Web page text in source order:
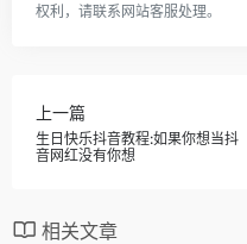
权利，请联系网站客服处理。
上一篇
生日快乐抖音教程:如果你想当抖
音网红没有你想
相关文章